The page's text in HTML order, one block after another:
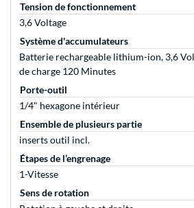
Tension de fonctionnement
3,6 Voltage
Système d'accumulateurs
Batterie rechargeable lithium-ion, 3,6
de charge 120 Minutes
Porte-outil
1/4" hexagone intérieur
Ensemble de plusieurs partie
inserts outil incl.
Étapes de l’engrenage
1-Vitesse
Sens de rotation